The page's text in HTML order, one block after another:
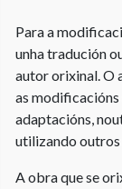
Para a
unha tradución
autor orixinal. O
as modificacións
adaptacións,
utilizando
A obra que se